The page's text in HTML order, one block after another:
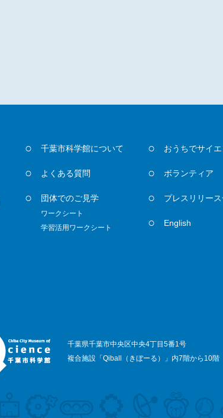
千葉市科学館について
よくある質問
団体でのご見学
ワークシート
学習活用ワークシート
おうちでサイエ
ボランティア
プレスリリー
English
千葉県千葉市中央区中央4丁目5番1号
複合施設「Qiball（きぼーる）」内7階から10階